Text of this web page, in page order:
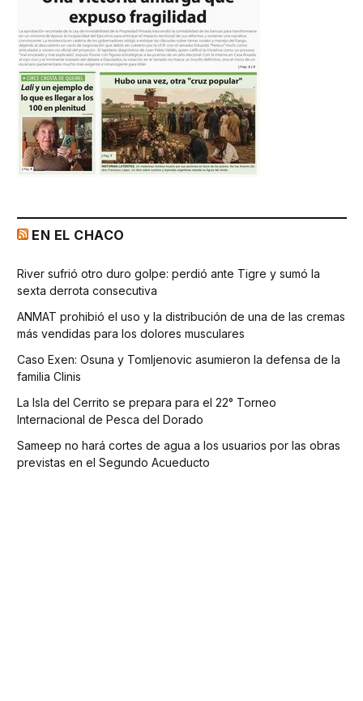
EN EL CHACO
River sufrió otro duro golpe: perdió ante Tigre y sumó la
sexta derrota consecutiva
ANMAT prohibió el uso y la distribución de una de las cremas
más vendidas para los dolores musculares
Caso Exen: Osuna y Tomljenovic asumieron la defensa de la
familia Clinis
La Isla del Cerrito se prepara para el 22° Torneo
Internacional de Pesca del Dorado
Sameep no hará cortes de agua a los usuarios por las obras
previstas en el Segundo Acueducto